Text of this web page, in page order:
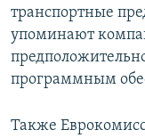
транспортные
упоминают
программным
Также